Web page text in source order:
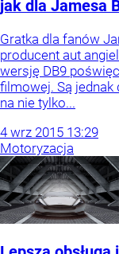
jak dla Jamesa
Gratka dla fanów
producent aut
wersję DB9
filmowej. Są jednak
na nie tylko...
4 wrz 2015 13:29
Motoryzacja